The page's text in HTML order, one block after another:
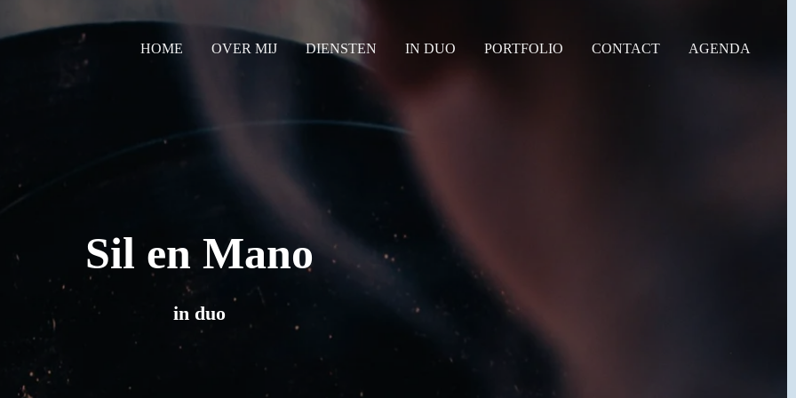
HOME OVER MIJ DIENSTEN IN DUO PORTFOLIO CONTACT AGENDA
Sil en Mano
in duo